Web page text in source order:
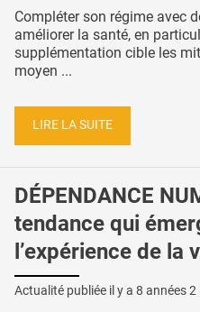
Compléter son régime avec
améliorer la santé, en
supplémentation cible les
moyen ...
LIRE LA SUITE
DÉPENDANCE
tendance qui
l’expérience de la
Actualité publiée il y a 8 années 2